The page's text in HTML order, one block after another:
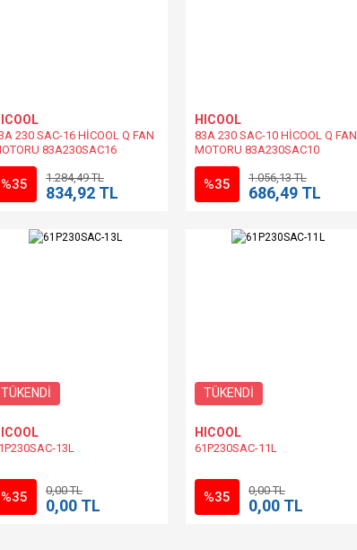
230 SAC-16 HİCOOL Q FAN
83A230SAC16
230VAC İNPUT 50W
16W/EBMPAPST
CF01-01 (16-60W)
%35 1.284,49 TL
834,92 TL
HICOOL
83A 230 SAC-10 HİCOOL Q FAN
MOTORU 83A230SAC10
BESLEME 230VAC İNPUT 45W
OUTPUT 10W/EBMPAPST
M4Q045-CA03-51 (10-36W)
%35 1.056,13 TL
686,49 TL
TÜKENDİ
13L
%35 0,00 TL
0,00 TL
TÜKENDİ
HICOOL
61P230SAC-11L
%35 0,00 TL
0,00 TL